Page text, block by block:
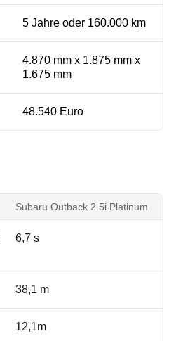
5 Jahre oder 160.000 km
4.870 mm x 1.875 mm x
1.675 mm
48.540 Euro
Subaru Outback 2.5i Platinum
6,7 s
38,1 m
12,1m